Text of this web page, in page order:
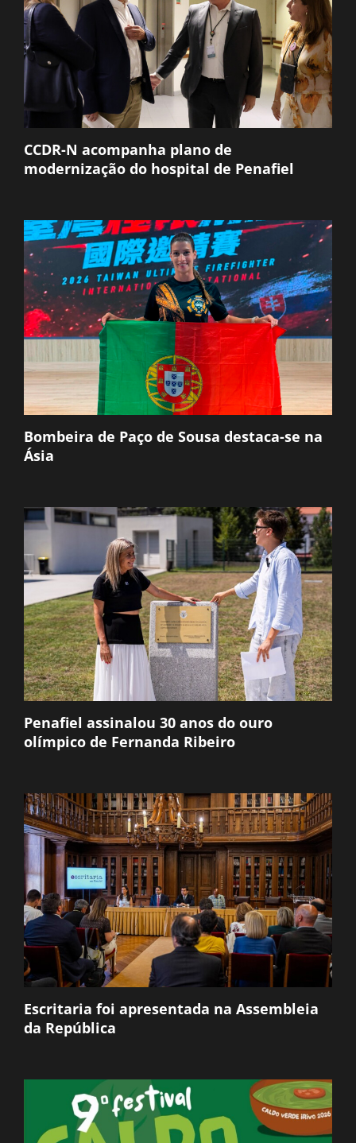
CCDR-N acompanha plano de
modernização do hospital de Penafiel
Bombeira de Paço de Sousa destaca-se na
Ásia
Penafiel assinalou 30 anos do ouro
olímpico de Fernanda Ribeiro
Escritaria foi apresentada na Assembleia
da República